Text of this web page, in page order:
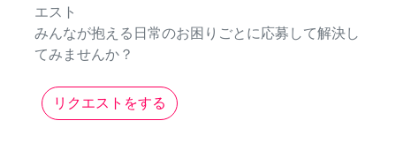
エスト
みんなが抱える日常のお困りごとに応募して解決し
てみませんか？
リクエストをする